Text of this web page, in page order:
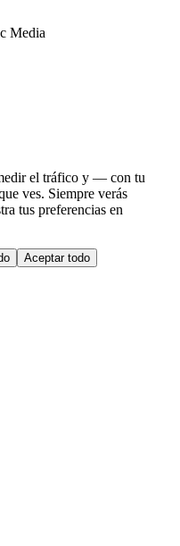
Media
el tráfico y — con tu
ves. Siempre verás
tus preferencias en
Aceptar todo